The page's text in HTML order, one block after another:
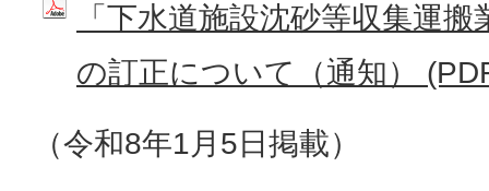
「下水道施設沈砂等収集運
の訂正について（通知）
（令和8年1月5日掲載）